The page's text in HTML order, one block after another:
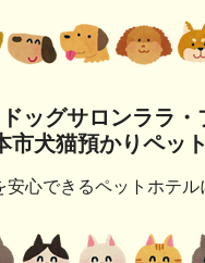
ドッグサロンララ・
市犬猫預かりペッ
安心できるペットホテル